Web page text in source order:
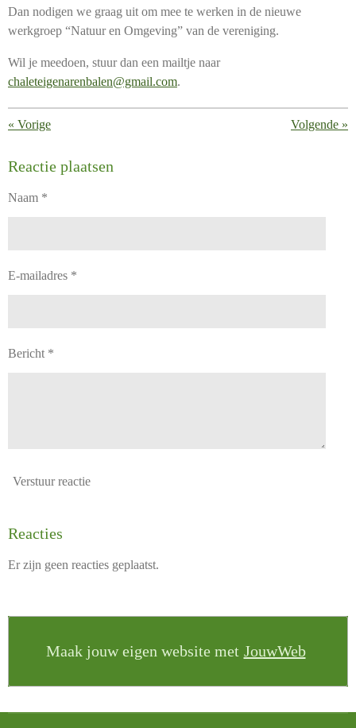
Dan nodigen we graag uit om mee te werken in de nieuwe
werkgroep “Natuur en Omgeving” van de vereniging.
Wil je meedoen, stuur dan een mailtje naar
chaleteigenarenbalen@gmail.com.
« Vorige Volgende »
Reactie plaatsen
Naam *
E-mailadres *
Bericht *
Verstuur reactie
Reacties
Er zijn geen reacties geplaatst.
Maak jouw eigen website met JouwWeb